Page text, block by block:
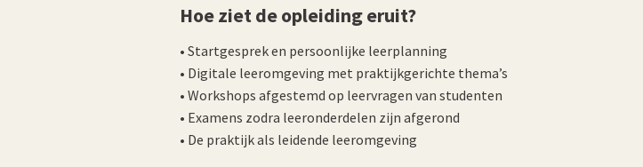
Hoe ziet de opleiding eruit?
• Startgesprek en persoonlijke leerplanning
• Digitale leeromgeving met praktijkgerichte thema’s
• Workshops afgestemd op leervragen van studenten
• Examens zodra leeronderdelen zijn afgerond
• De praktijk als leidende leeromgeving